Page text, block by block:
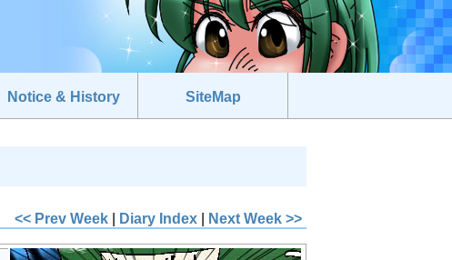
Notice & History SiteMap
<< Prev Week | Diary Index | Next Week >>